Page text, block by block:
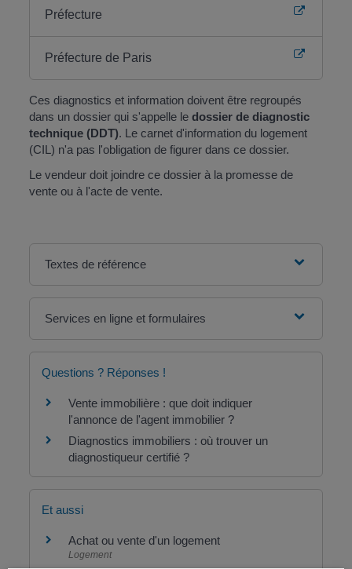
Préfecture
Préfecture de Paris
Ces diagnostics et information doivent être regroupés
dans un dossier qui s'appelle le dossier de diagnostic
technique (DDT). Le carnet d'information du logement
(CIL) n'a pas l'obligation de figurer dans ce dossier.
Le vendeur doit joindre ce dossier à la promesse de
vente ou à l'acte de vente.
Textes de référence
Services en ligne et formulaires
Questions ? Réponses !
Vente immobilière : que doit indiquer
l'annonce de l'agent immobilier ?
Diagnostics immobiliers : où trouver un
diagnostiqueur certifié ?
Et aussi
Achat ou vente d'un logement
Logement